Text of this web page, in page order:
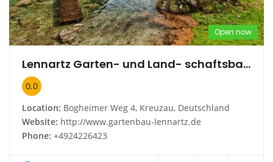
Open now
Lennartz Garten- und Land- schaftsbau GmbH
0.0
Location: Bogheimer Weg 4, Kreuzau, Deutschland
Website: http://www.gartenbau-lennartz.de
Phone: +4924226423